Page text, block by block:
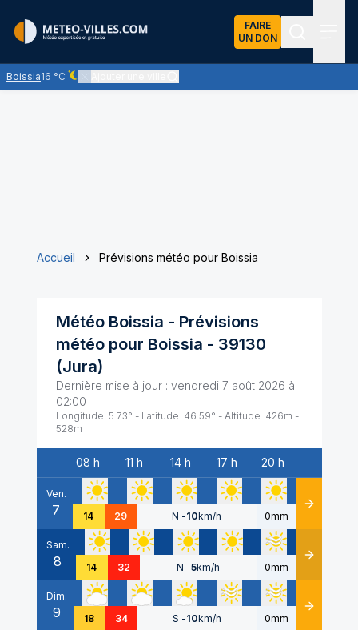
FAIRE
UN DON
Boissia16 °C
Ciel dégagé - quasiment pas de nuages
Accueil Prévisions météo pour Boissia
Météo Boissia - Prévisions
météo pour Boissia - 39130
(Jura)
Dernière mise à jour : vendredi 7 août 2026 à
02:00
Longitude: 5.73° - Latitude: 46.59° - Altitude: 426m -
528m
Date
08 h 11 h 14 h 17 h 20 h
Ven.
7 14 29 N -10km/h 0mm Détails
Sam.
8 14 32 N -5km/h 0mm Détails
Dim.
9 18 34 S -10km/h 0mm Détails